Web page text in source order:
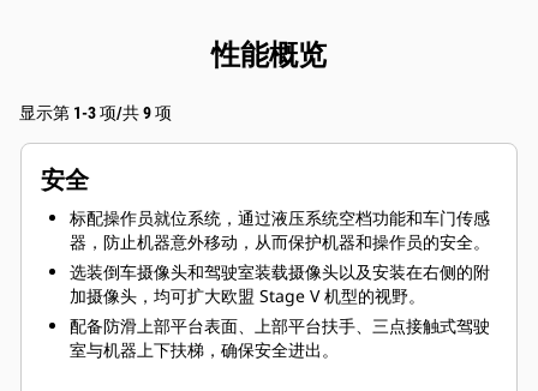
性能概览
显示第 1-3 项/共 9 项
安全
标配操作员就位系统，通过液压系统空档功能和车门传感
器，防止机器意外移动，从而保护机器和操作员的安全。
选装倒车摄像头和驾驶室装载摄像头以及安装在右侧的附
加摄像头，均可扩大欧盟 Stage V 机型的视野。
配备防滑上部平台表面、上部平台扶手、三点接触式驾驶
室与机器上下扶梯，确保安全进出。